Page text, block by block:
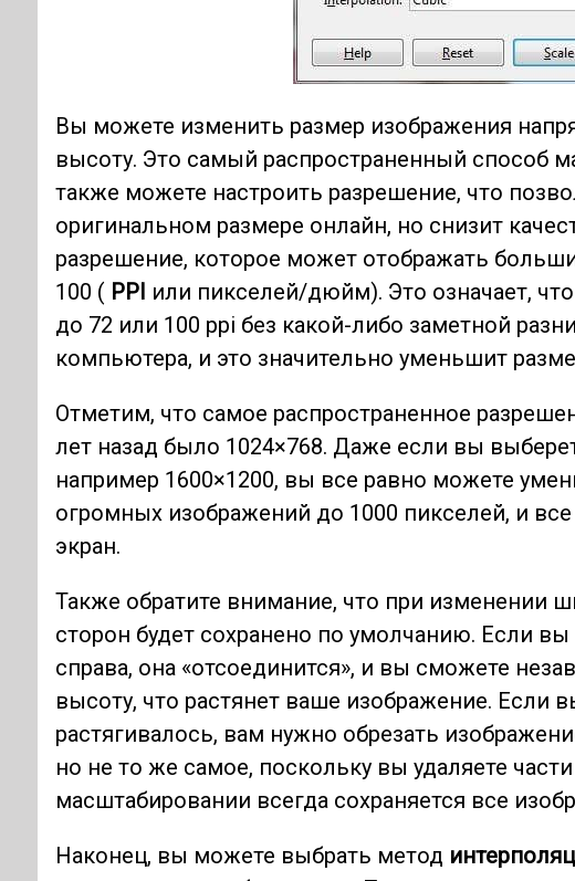
Вы можете изменить размер изображения
высоту. Это самый распространенный способ
также можете настроить разрешение, что
оригинальном размере онлайн, но снизит
разрешение, которое может отображать
100 ( PPI или пикселей/дюйм). Это означает,
до 72 или 100 ppi без какой-либо заметной
компьютера, и это значительно уменьшит
Отметим, что самое распространенное
лет назад было 1024×768. Даже если вы
например 1600×1200, вы все равно можете
огромных изображений до 1000 пикселей, и
экран.
Также обратите внимание, что при
сторон будет сохранено по умолчанию. Если
справа, она «отсоединится», и вы сможете
высоту, что растянет ваше изображение. Если
растягивалось, вам нужно обрезать
но не то же самое, поскольку вы удаляете
масштабировании всегда сохраняется все
Наконец, вы можете выбрать метод